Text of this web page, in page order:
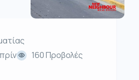
160 Προβολές